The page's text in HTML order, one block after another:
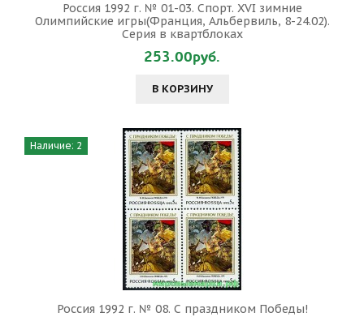
Россия 1992 г. № 01-03. Спорт. XVI зимние
Олимпийские игры(Франция, Альбервиль, 8-24.02).
Серия в квартблоках
253.00руб.
В КОРЗИНУ
Наличие: 2
Россия 1992 г. № 08. С праздником Победы!